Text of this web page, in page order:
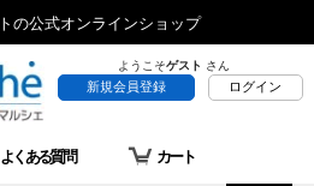
の公式オンラインショップ
ようこそゲスト さん
新規会員登録 ログイン
よくある質問 カート